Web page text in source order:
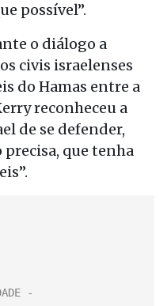
possível”.
o diálogo a
civis israelenses
do Hamas entre a
reconheceu a
de se defender,
que tenha